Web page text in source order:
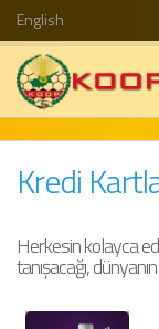
English
Kredi
Herkesin kolayca
tanışacağı,